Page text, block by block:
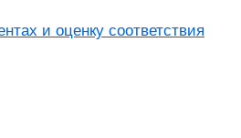
и оценку соответствия